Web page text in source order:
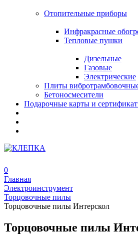
Отопительные приборы
Инфракрасные
Тепловые пушки
Дизельные
Газовые
Электрические
Плиты
Бетоносмесители
Подарочные карты и
0
Главная
Электроинструмент
Торцовочные пилы
Торцовочные пилы Интерскол
Торцовочные пилы